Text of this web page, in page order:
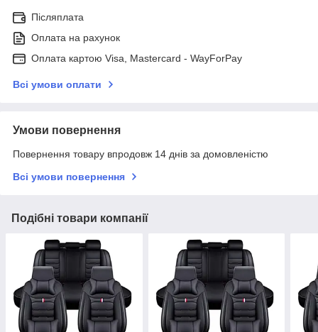
Післяплата
Оплата на рахунок
Оплата картою Visa, Mastercard - WayForPay
Всі умови оплати
Умови повернення
Повернення товару впродовж 14 днів за домовленістю
Всі умови повернення
Подібні товари компанії